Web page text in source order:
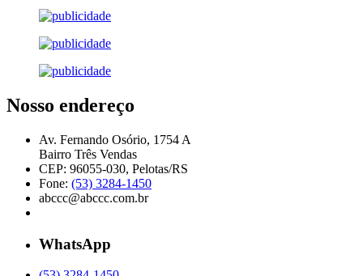
Nosso endereço
Av. Fernando Osório, 1754 A
Bairro Três Vendas
CEP: 96055-030, Pelotas/RS
Fone: (53) 3284-1450
abccc@abccc.com.br
WhatsApp